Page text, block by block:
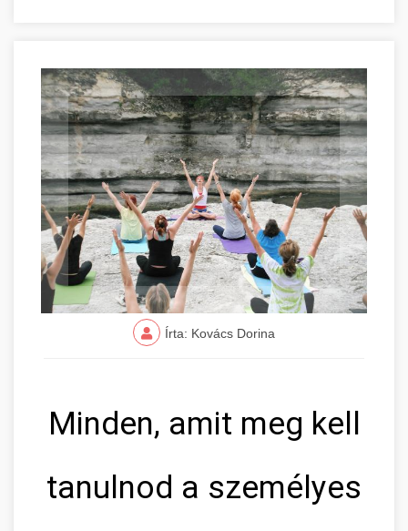
Írta: Kovács Dorina
Minden, amit meg kell
tanulnod a személyes